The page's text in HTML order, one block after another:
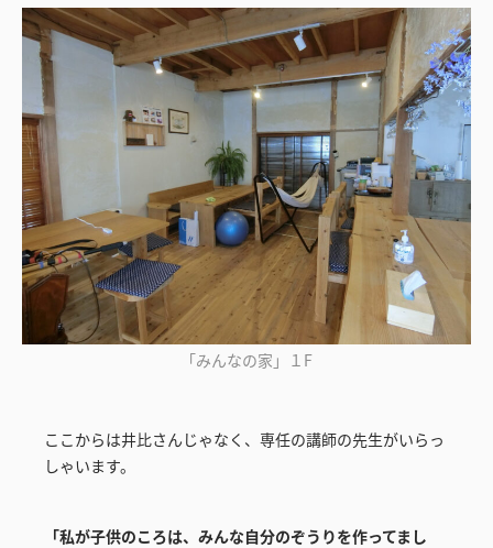
「みんなの家」１F
ここからは井比さんじゃなく、専任の講師の先生がいらっ
しゃいます。
「私が子供のころは、みんな自分のぞうりを作ってまし